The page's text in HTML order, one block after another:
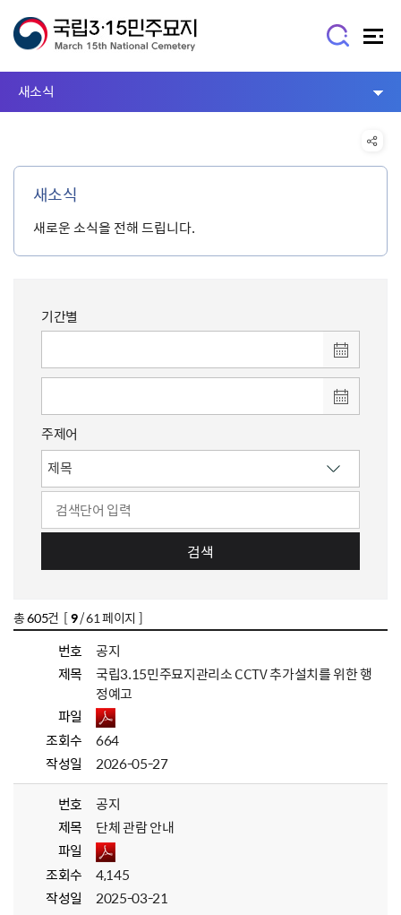
새소식
새소식
새로운 소식을 전해 드립니다.
기간별
주제어
검색
총605건 [9/ 61 페이지 ]
번호
공지
제목
국립3.15민주묘지관리소 CCTV 추가설치를 위한 행
정예고
파일
조회수
664
작성일
2026-05-27
번호
공지
제목
단체 관람 안내
파일
조회수
4,145
작성일
2025-03-21